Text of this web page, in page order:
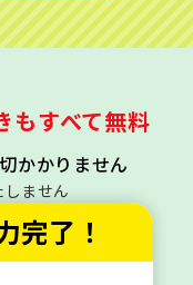
もすべて無料
かかりません
ません
完了！